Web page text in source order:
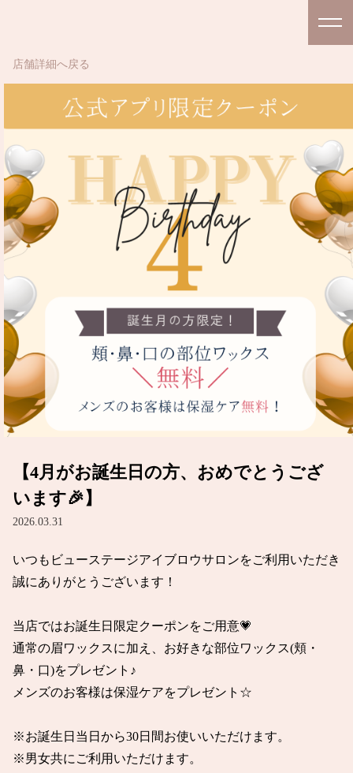
店舗詳細へ戻る
【4月がお誕生日の方、おめでとうござ
います🎉】
2026.03.31
いつもビューステージアイブロウサロンをご利用いただき
誠にありがとうございます！
当店ではお誕生日限定クーポンをご用意💗
通常の眉ワックスに加え、お好きな部位ワックス(頬・
鼻・口)をプレゼント♪
メンズのお客様は保湿ケアをプレゼント☆
※お誕生日当日から30日間お使いいただけます。
※男女共にご利用いただけます。